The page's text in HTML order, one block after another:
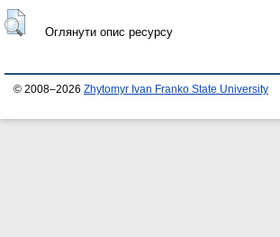
Оглянути опис ресурсу
© 2008–2026 Zhytomyr Ivan Franko State University